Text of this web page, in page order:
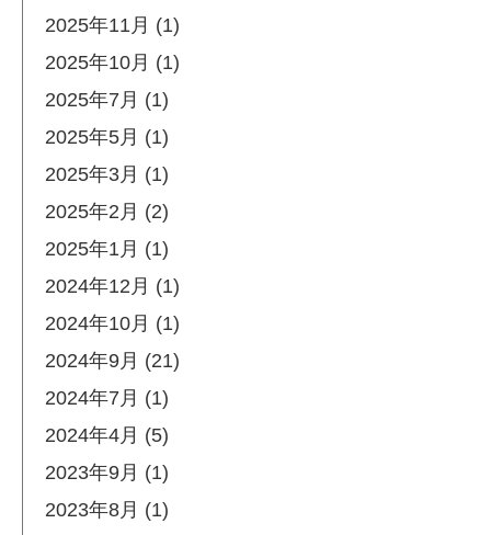
2025年11月 (1)
2025年10月 (1)
2025年7月 (1)
2025年5月 (1)
2025年3月 (1)
2025年2月 (2)
2025年1月 (1)
2024年12月 (1)
2024年10月 (1)
2024年9月 (21)
2024年7月 (1)
2024年4月 (5)
2023年9月 (1)
2023年8月 (1)